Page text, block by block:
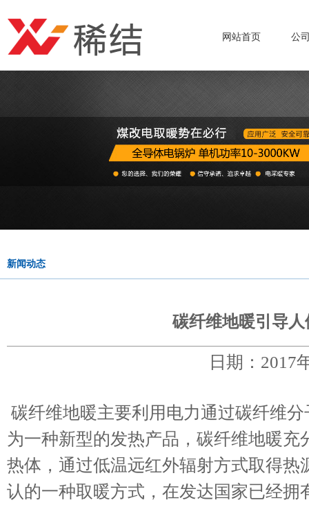
网站首页 公
新闻动态
碳纤维地暖引导
日期：2017
碳纤维地暖主要利用电力通过碳纤维
为一种新型的发热产品，碳纤维地暖
热体，通过低温远红外辐射方式取得
认的一种取暖方式，在发达国家已经